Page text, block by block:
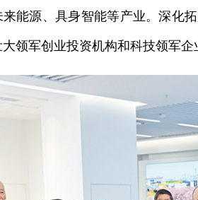
来能源、具身智能等产业。深化
领军创业投资机构和科技领军企